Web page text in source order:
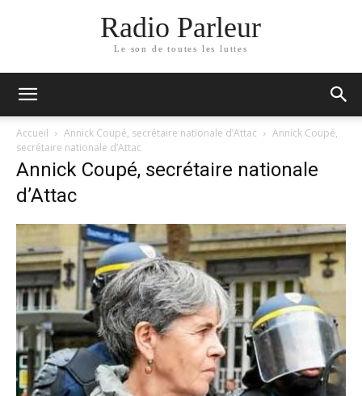
Radio Parleur
Le son de toutes les luttes
Accueil Annick Coupé, secrétaire nationale d’Attac
Annick Coupé,
secrétaire nationale d’Attac
Annick Coupé, secrétaire nationale
d’Attac